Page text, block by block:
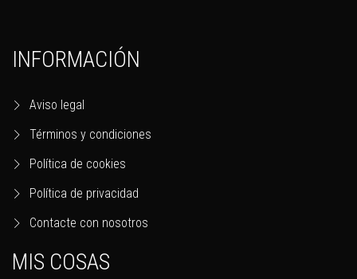
INFORMACIÓN
Aviso legal
Términos y condiciones
Política de cookies
Política de privacidad
Contacte con nosotros
MIS COSAS